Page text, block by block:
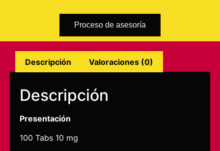
Proceso de asesoría
Descripción Valoraciones (0)
Descripción
Presentación
100 Tabs 10 mg